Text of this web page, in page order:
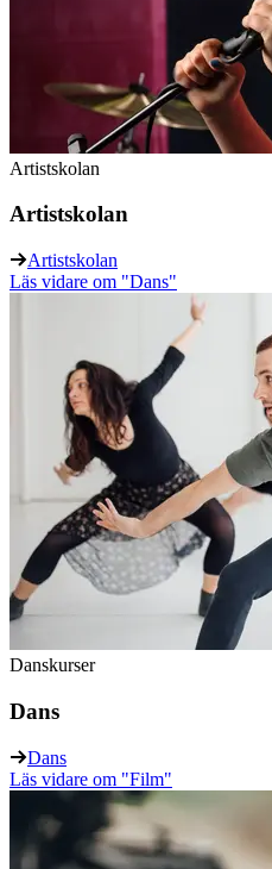
Artistskolan
Artistskolan
Artistskolan
Läs vidare om "Dans"
Danskurser
Dans
Dans
Läs vidare om "Film"